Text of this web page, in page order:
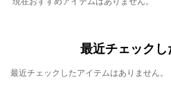
最近チェック
最近チェックしたアイテムはありません。